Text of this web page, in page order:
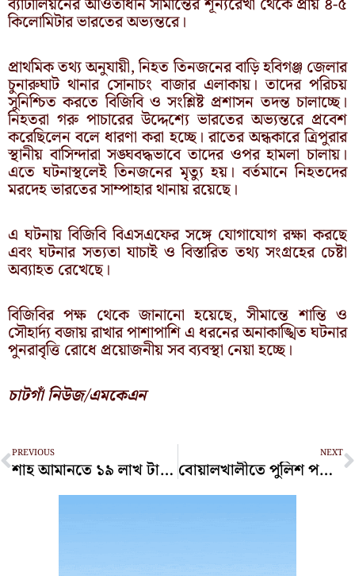
কিলোমিটার ভারতের অভ্যন্তরে।
প্রাথমিক তথ্য অনুযায়ী, নিহত তিনজনের বাড়ি হবিগঞ্জ জেলার
চুনারুঘাট থানার সোনাচং বাজার এলাকায়। তাদের পরিচয়
সুনিশ্চিত করতে বিজিবি ও সংশ্লিষ্ট প্রশাসন তদন্ত চালাচ্ছে।
নিহতরা গরু পাচারের উদ্দেশ্যে ভারতের অভ্যন্তরে প্রবেশ
করেছিলেন বলে ধারণা করা হচ্ছে। রাতের অন্ধকারে ত্রিপুরার
স্থানীয় বাসিন্দারা সঙ্ঘবদ্ধভাবে তাদের ওপর হামলা চালায়।
এতে ঘটনাস্থলেই তিনজনের মৃত্যু হয়। বর্তমানে নিহতদের
মরদেহ ভারতের সাম্পাহার থানায় রয়েছে।
এ ঘটনায় বিজিবি বিএসএফের সঙ্গে যোগাযোগ রক্ষা করছে
এবং ঘটনার সত্যতা যাচাই ও বিস্তারিত তথ্য সংগ্রহের চেষ্টা
অব্যাহত রেখেছে।
বিজিবির পক্ষ থেকে জানানো হয়েছে, সীমান্তে শান্তি ও
সৌহার্দ্য বজায় রাখার পাশাপাশি এ ধরনের অনাকাঙ্খিত ঘটনার
পুনরাবৃত্তি রোধে প্রয়োজনীয় সব ব্যবস্থা নেয়া হচ্ছে।
চাটগাঁ নিউজ/এমকেএন
Prev
PREVIOUS
শাহ আমানতে ১৯ লাখ টাকার সিগারেট জব্দ
NEXT
বোয়ালখালীতে পুলিশ পরিচয়ে ঘরে ডাকাতি, স্বর্ণ ও নগদ টাকা লুট